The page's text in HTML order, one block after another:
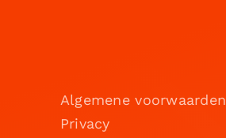
Algemene voorwaarden
Privacy